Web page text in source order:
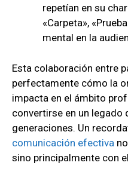
repetían en su
«Carpeta»,
mental en la
Esta colaboración entre
perfectamente cómo la
impacta en el ámbito
convertirse en un legado
generaciones. Un
comunicación efectiva
sino principalmente con